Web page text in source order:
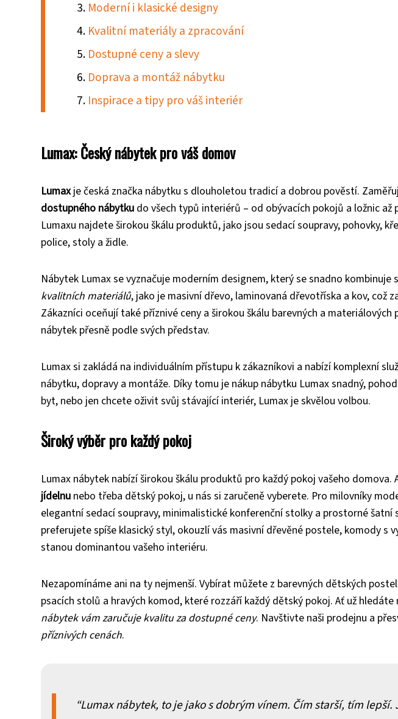
Moderní i klasické designy
Kvalitní materiály a zpracování
Dostupné ceny a slevy
Doprava a montáž nábytku
Inspirace a tipy pro váš interiér
Lumax: Český nábytek pro váš domov
Lumaxje česká značka nábytku s dlouholetou tradicí a dobrou pověstí.
dostupného nábytku do všech typů interiérů – od obývacích pokojů a ložnic až
Lumaxu najdete širokou škálu produktů, jako jsou sedací soupravy, pohovky,
police, stoly a židle.
Nábytek Lumax se vyznačuje moderním designem, který se snadno kombinuje
kvalitních materiálů, jako je masivní dřevo, laminovaná dřevotříska a kov, což
Zákazníci oceňují také příznivé ceny a širokou škálu barevných a
nábytek přesně podle svých představ.
Lumax si zakládá na individuálním přístupu k zákazníkovi a nabízí komplexní
nábytku, dopravy a montáže. Díky tomu je nákup nábytku Lumax snadný,
byt, nebo jen chcete oživit svůj stávající interiér, Lumax je skvělou volbou.
Široký výběr pro každý pokoj
Lumax nábytek nabízí širokou škálu produktů pro každý pokoj vašeho domova.
jídelnu nebo třeba dětský pokoj, u nás si zaručeně vyberete. Pro milovníky
elegantní sedací soupravy, minimalistické konferenční stolky a prostorné šatní
preferujete spíše klasický styl, okouzlí vás masivní dřevěné postele, komody s
stanou dominantou vašeho interiéru.
Nezapomínáme ani na ty nejmenší. Vybírat můžete z barevných dětských
psacích stolů a hravých komod, které rozzáří každý dětský pokoj. Ať už
nábytek vám zaručuje kvalitu za dostupné ceny. Navštivte naši prodejnu a
příznivých cenách.
Lumax nábytek, to je jako s dobrým vínem. Čím starší, tím